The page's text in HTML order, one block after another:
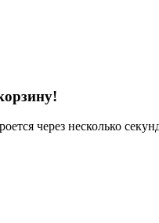
через несколько